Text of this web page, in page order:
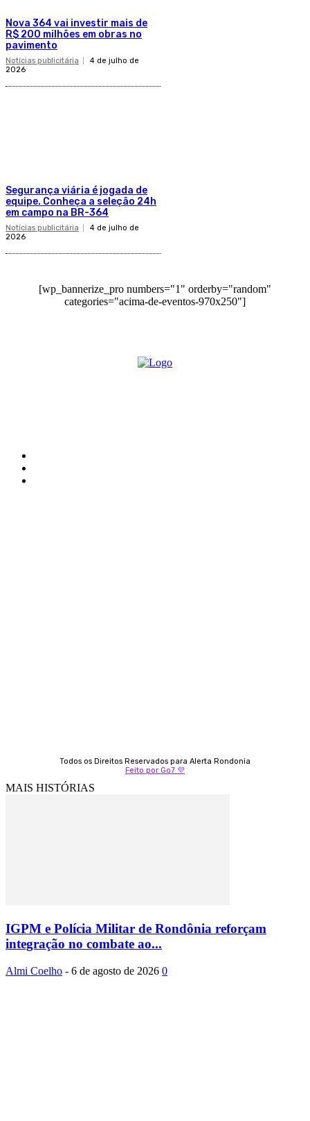
Nova 364 vai investir mais de
R$ 200 milhões em obras no
pavimento
Notícias publicitária
4 de julho de
2026
Segurança viária é jogada de
equipe. Conheça a seleção 24h
em campo na BR-364
Notícias publicitária
4 de julho de
2026
[wp_bannerize_pro numbers="1" orderby="random"
categories="acima-de-eventos-970x250"]
Todos os Direitos Reservados para Alerta Rondonia
Feito por Go7 💜
MAIS HISTÓRIAS
IGPM e Polícia Militar de Rondônia reforçam
integração no combate ao...
Almi Coelho - 6 de agosto de 2026 0